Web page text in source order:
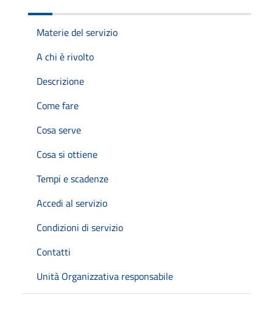
Materie del servizio
A chi è rivolto
Descrizione
Come fare
Cosa serve
Cosa si ottiene
Tempi e scadenze
Accedi al servizio
Condizioni di servizio
Contatti
Unità Organizzativa responsabile